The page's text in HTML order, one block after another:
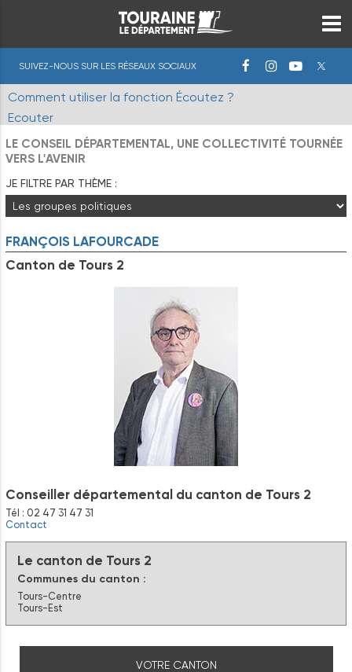
SUIVEZ-NOUS SUR LES RÉSEAUX SOCIAUX
Comment utiliser la fonction Écoutez ?
Ecouter
LE CONSEIL DÉPARTEMENTAL, UNE COLLECTIVITÉ TOURNÉE
VERS L'AVENIR
JE FILTRE PAR THÈME :
FRANÇOIS LAFOURCADE
Canton de Tours 2
Conseiller départemental du canton de Tours 2
Tél : 02 47 31 47 31
Contact
Le canton de Tours 2
Communes du canton :
Tours-Centre
Tours-Est
VOTRE CANTON